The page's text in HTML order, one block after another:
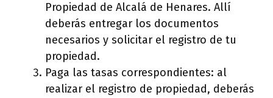
Propiedad de Alcalá de Henares. Allí
deberás entregar los documentos
necesarios y solicitar el registro de tu
propiedad.
Paga las tasas correspondientes: al
realizar el registro de propiedad, deberás